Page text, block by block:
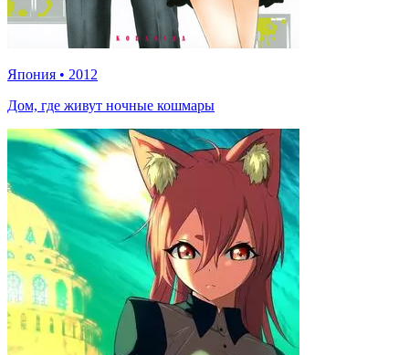
Япония • 2012
Дом, где живут ночные кошмары